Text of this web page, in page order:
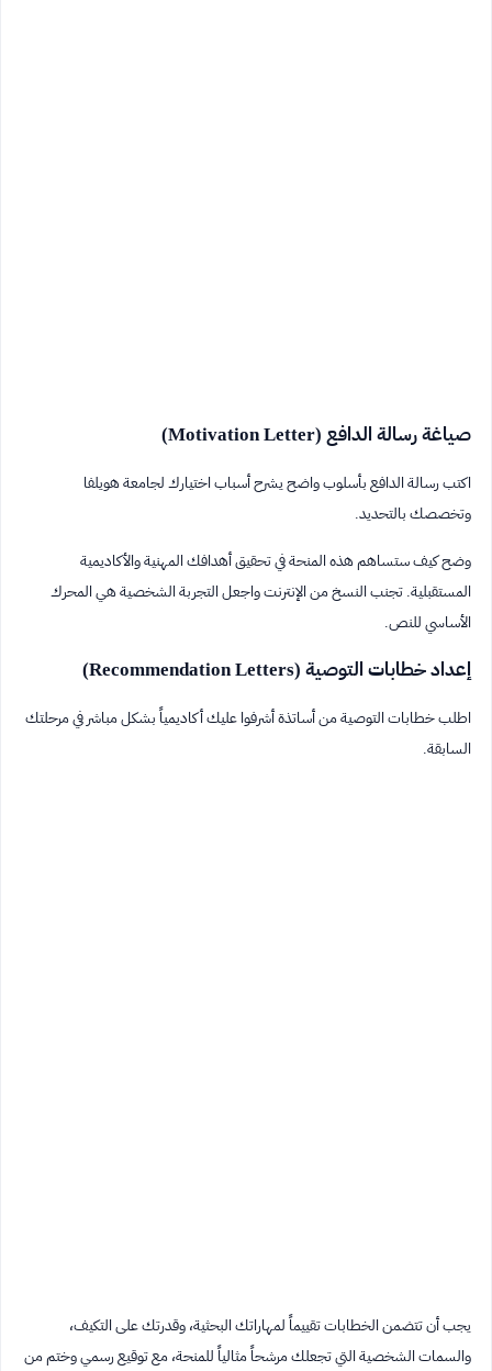
صياغة رسالة الدافع (Motivation Letter)
اكتب رسالة الدافع بأسلوب واضح يشرح أسباب اختيارك لجامعة هويلفا
وتخصصك بالتحديد.
وضح كيف ستساهم هذه المنحة في تحقيق أهدافك المهنية والأكاديمية
المستقبلية. تجنب النسخ من الإنترنت واجعل التجربة الشخصية هي المحرك
الأساسي للنص.
إعداد خطابات التوصية (Recommendation Letters)
اطلب خطابات التوصية من أساتذة أشرفوا عليك أكاديمياً بشكل مباشر في مرحلتك
السابقة.
يجب أن تتضمن الخطابات تقييماً لمهاراتك البحثية، وقدرتك على التكيف،
والسمات الشخصية التي تجعلك مرشحاً مثالياً للمنحة، مع توقيع رسمي وختم من